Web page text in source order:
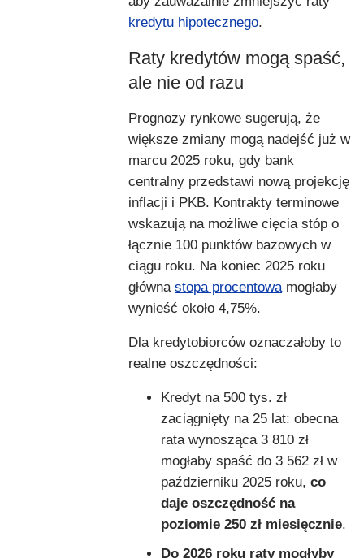
kredytu hipotecznego.
Raty kredytów mogą spaść,
ale nie od razu
Prognozy rynkowe sugerują, że
większe zmiany mogą nadejść już w
marcu 2025 roku, gdy bank
centralny przedstawi nową projekcję
inflacji i PKB. Kontrakty terminowe
wskazują na możliwe cięcia stóp o
łącznie 100 punktów bazowych w
ciągu roku. Na koniec 2025 roku
główna stopa procentowamogłaby
wynieść około 4,75%.
Dla kredytobiorców oznaczałoby to
realne oszczędności:
Kredyt na 500 tys. zł
zaciągnięty na 25 lat: obecna
rata wynosząca 3 810 zł
mogłaby spaść do 3 562 zł w
październiku 2025 roku, co
daje oszczędność na
poziomie 250 zł miesięcznie.
Do 2026 roku raty mogłyby